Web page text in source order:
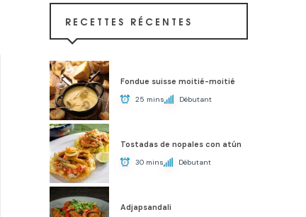
RECETTES RÉCENTES
Fondue suisse moitié-moitié
25 mins Débutant
Tostadas de nopales con atún
30 mins Débutant
Adjapsandali